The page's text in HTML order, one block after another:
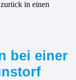
in einen
bei einer